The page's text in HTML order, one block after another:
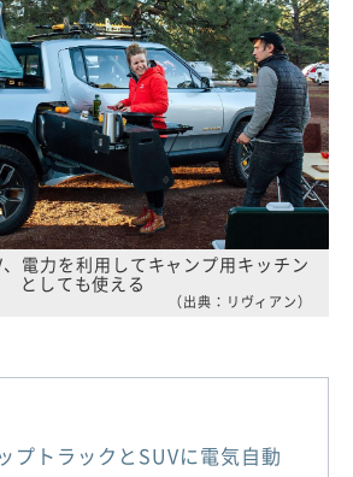
電力を利用してキャンプ用キッチン
としても使える
（出典：リヴィアン）
プトラックとSUVに電気自動